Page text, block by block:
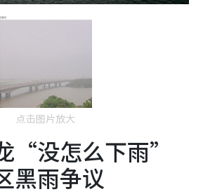
点击图片放大
“没怎么下雨”
黑雨争议